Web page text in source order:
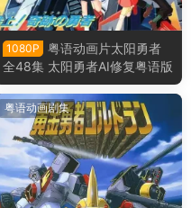
1080P
粤语动画片太阳勇者
全48集 太阳勇者AI修复粤语版
粤语动画剧集